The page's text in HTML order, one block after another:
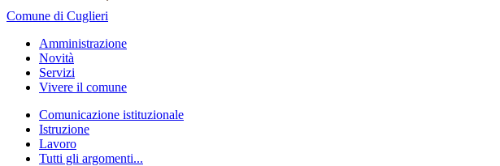
Comune di Cuglieri
Amministrazione
Novità
Servizi
Vivere il comune
Comunicazione istituzionale
Istruzione
Lavoro
Tutti gli argomenti...